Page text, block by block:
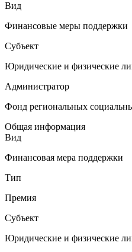
Вид
Финансовые меры поддержки
Субъект
Юридические и физические
Администратор
Фонд региональных
Общая информация
Вид
Финансовая мера поддержки
Тип
Премия
Субъект
Юридические и физические